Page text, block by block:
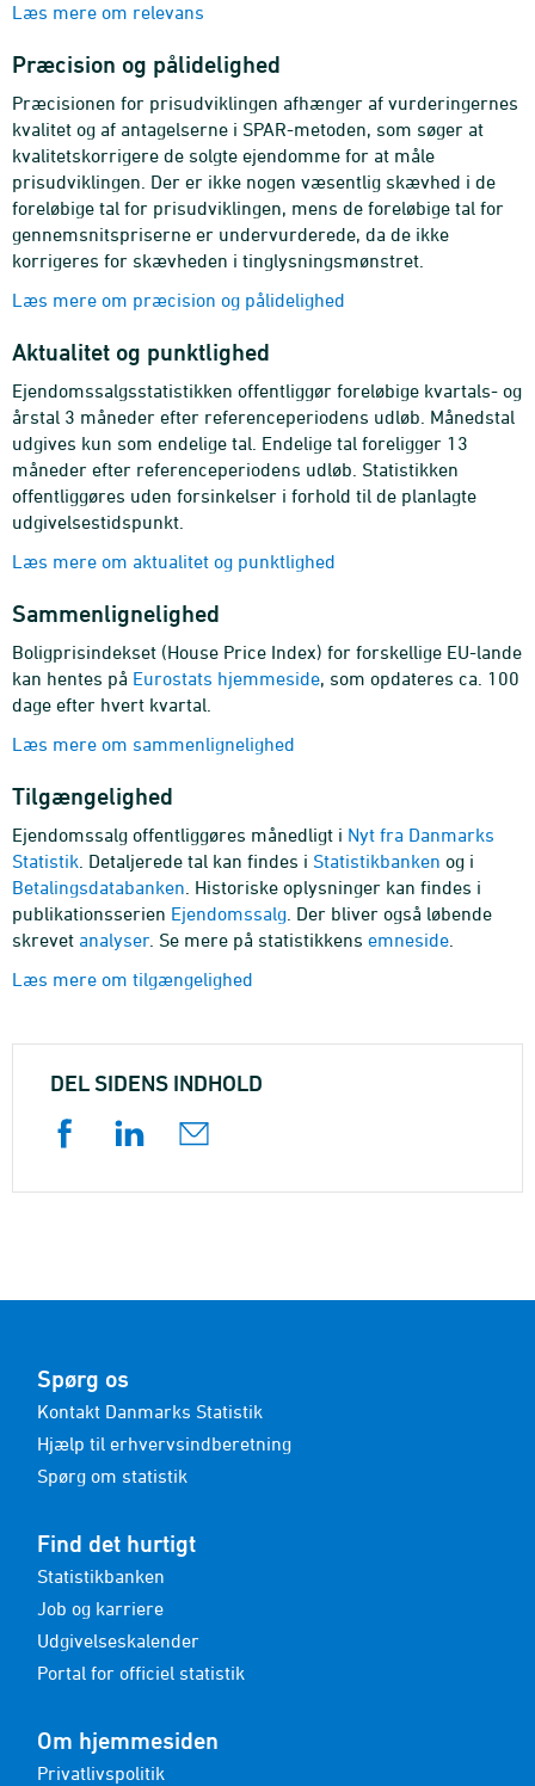
Læs mere om relevans
Præcision og pålidelighed
Præcisionen for prisudviklingen afhænger af vurderingernes
kvalitet og af antagelserne i SPAR-metoden, som søger at
kvalitetskorrigere de solgte ejendomme for at måle
prisudviklingen. Der er ikke nogen væsentlig skævhed i de
foreløbige tal for prisudviklingen, mens de foreløbige tal for
gennemsnitspriserne er undervurderede, da de ikke
korrigeres for skævheden i tinglysningsmønstret.
Læs mere om præcision og pålidelighed
Aktualitet og punktlighed
Ejendomssalgsstatistikken offentliggør foreløbige kvartals- og
årstal 3 måneder efter referenceperiodens udløb. Månedstal
udgives kun som endelige tal. Endelige tal foreligger 13
måneder efter referenceperiodens udløb. Statistikken
offentliggøres uden forsinkelser i forhold til de planlagte
udgivelsestidspunkt.
Læs mere om aktualitet og punktlighed
Sammenlignelighed
Boligprisindekset (House Price Index) for forskellige EU-lande
kan hentes på Eurostats hjemmeside, som opdateres ca. 100
dage efter hvert kvartal.
Læs mere om sammenlignelighed
Tilgængelighed
Ejendomssalg offentliggøres månedligt i Nyt fra Danmarks
Statistik . Detaljerede tal kan findes i Statistikbanken og i
Betalingsdatabanken . Historiske oplysninger kan findes i
publikationsserien Ejendomssalg . Der bliver også løbende
skrevet analyser. Se mere på statistikkens emneside
Læs mere om tilgængelighed
DEL SIDENS INDHOLD
Spørg os
Kontakt Danmarks Statistik
Hjælp til erhvervsindberetning
Spørg om statistik
Find det hurtigt
Statistikbanken
Job og karriere
Udgivelseskalender
Portal for officiel statistik
Om hjemmesiden
Privatlivspolitik